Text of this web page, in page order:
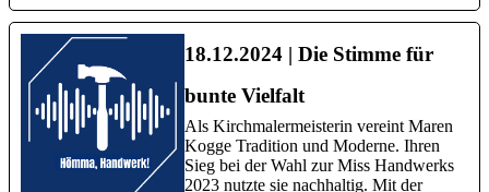
18.12.2024 | Die Stimme für
bunte Vielfalt
Als Kirchmalermeisterin vereint Maren
Kogge Tradition und Moderne. Ihren
Sieg bei der Wahl zur Miss Handwerks
2023 nutzte sie nachhaltig. Mit der